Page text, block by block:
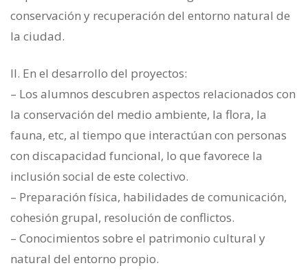
conservación y recuperación del entorno natural de
la ciudad.
II. En el desarrollo del proyectos:
– Los alumnos descubren aspectos relacionados con
la conservación del medio ambiente, la flora, la
fauna, etc, al tiempo que interactúan con personas
con discapacidad funcional, lo que favorece la
inclusión social de este colectivo.
– Preparación física, habilidades de comunicación,
cohesión grupal, resolución de conflictos.
– Conocimientos sobre el patrimonio cultural y
natural del entorno propio.